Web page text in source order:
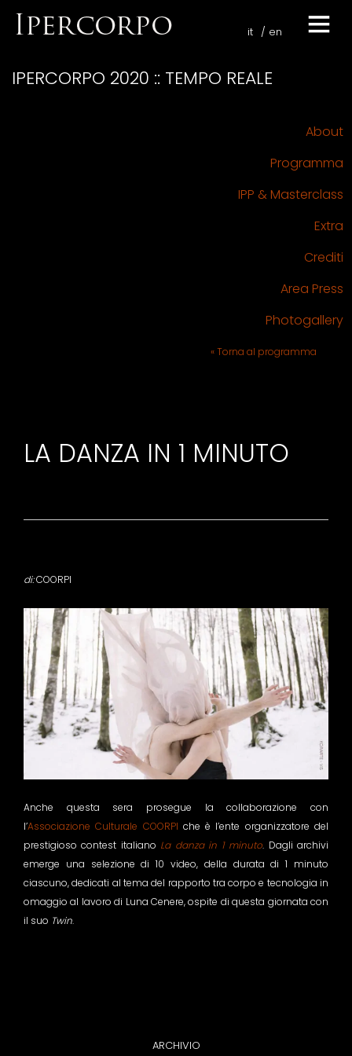
it en
IPERCORPO 2020 :: TEMPO REALE
About
Programma
IPP & Masterclass
Extra
Crediti
Area Press
Photogallery
« Torna al programma
LA DANZA IN 1 MINUTO
di:COORPI
Anche questa sera prosegue la collaborazione con
l’Associazione Culturale COORPI che è l’ente organizzatore del
prestigioso contest italiano La danza in 1 minuto. Dagli archivi
emerge una selezione di 10 video, della durata di 1 minuto
ciascuno, dedicati al tema del rapporto tra corpo e tecnologia in
omaggio al lavoro di Luna Cenere, ospite di questa giornata con
il suo Twin.
ARCHIVIO